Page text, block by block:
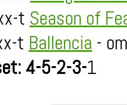
t Season of
t Ballencia -
4-5-2-3-1